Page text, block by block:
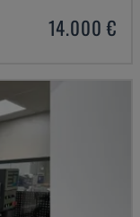
14.000 €